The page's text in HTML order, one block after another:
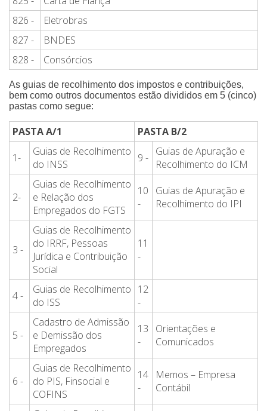
826 -
Eletrobras
827 -
BNDES
828 -
Consórcios
As guias de recolhimento dos impostos e contribuições,
bem como outros documentos estão divididos em 5 (cinco)
pastas como segue:
PASTA A/1
PASTA B/2
1-
Guias de Recolhimento
do INSS
9 - Guias de Apuração e
Recolhimento do ICM
2-
Guias de Recolhimento
e Relação dos
Empregados do FGTS
10
-
Guias de Apuração e
Recolhimento do IPI
3 -
Guias de Recolhimento
do IRRF, Pessoas
Jurídica e Contribuição
Social
11
-
4 -
Guias de Recolhimento
do ISS
12
-
5 -
Cadastro de Admissão
e Demissão dos
Empregados
13
-
Orientações e
Comunicados
6 -
Guias de Recolhimento
do PIS, Finsocial e
COFINS
14
-
Memos – Empresa
Contábil